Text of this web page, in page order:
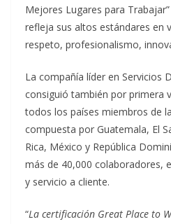
Mejores Lugares para
refleja sus altos estándares en
respeto, profesionalismo,
La compañía líder en Servicios
consiguió también por primera
todos los países miembros de
compuesta por Guatemala, El
Rica, México y República
más de 40,000 colaboradores,
y servicio a cliente.
“La certificación Great Place to